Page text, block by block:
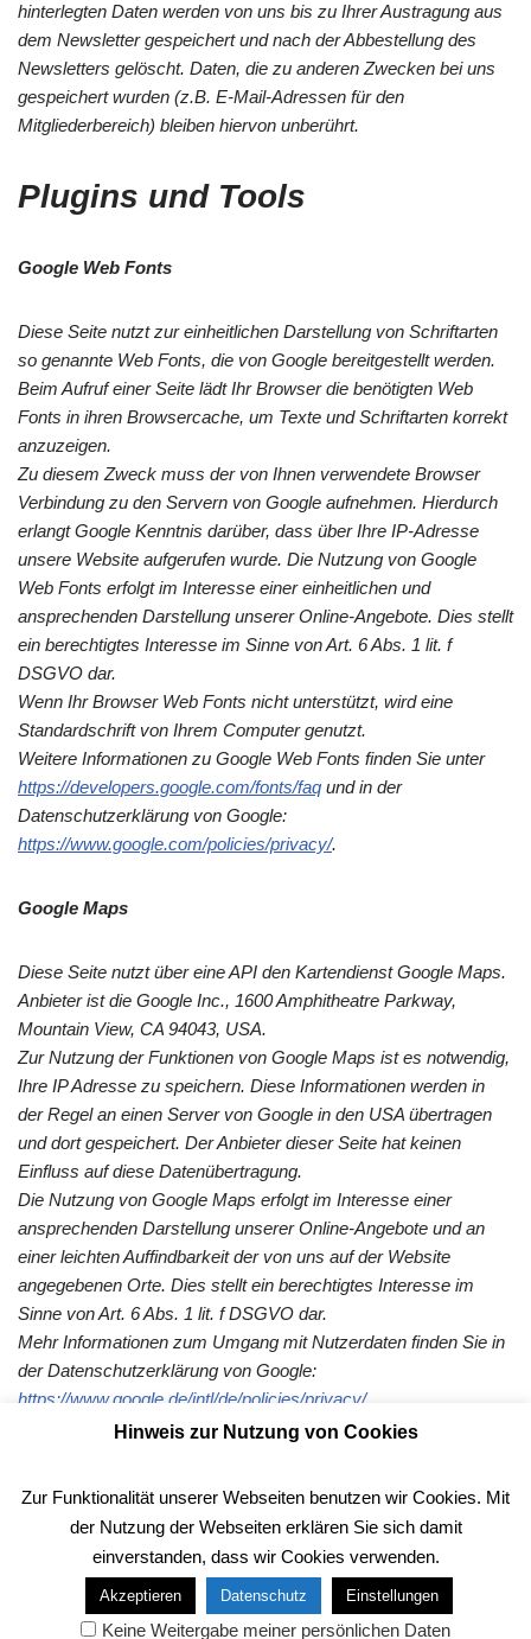
hinterlegten Daten werden von uns bis zu Ihrer Austragung aus
dem Newsletter gespeichert und nach der Abbestellung des
Newsletters gelöscht. Daten, die zu anderen Zwecken bei uns
gespeichert wurden (z.B. E-Mail-Adressen für den
Mitgliederbereich) bleiben hiervon unberührt.
Plugins und Tools
Google Web Fonts
Diese Seite nutzt zur einheitlichen Darstellung von Schriftarten
so genannte Web Fonts, die von Google bereitgestellt werden.
Beim Aufruf einer Seite lädt Ihr Browser die benötigten Web
Fonts in ihren Browsercache, um Texte und Schriftarten korrekt
anzuzeigen.
Zu diesem Zweck muss der von Ihnen verwendete Browser
Verbindung zu den Servern von Google aufnehmen. Hierdurch
erlangt Google Kenntnis darüber, dass über Ihre IP-Adresse
unsere Website aufgerufen wurde. Die Nutzung von Google
Web Fonts erfolgt im Interesse einer einheitlichen und
ansprechenden Darstellung unserer Online-Angebote. Dies stellt
ein berechtigtes Interesse im Sinne von Art. 6 Abs. 1 lit. f
DSGVO dar.
Wenn Ihr Browser Web Fonts nicht unterstützt, wird eine
Standardschrift von Ihrem Computer genutzt.
Weitere Informationen zu Google Web Fonts finden Sie unter
https://developers.google.com/fonts/faq und in der
Datenschutzerklärung von Google:
https://www.google.com/policies/privacy/.
Google Maps
Diese Seite nutzt über eine API den Kartendienst Google Maps.
Anbieter ist die Google Inc., 1600 Amphitheatre Parkway,
Mountain View, CA 94043, USA.
Zur Nutzung der Funktionen von Google Maps ist es notwendig,
Ihre IP Adresse zu speichern. Diese Informationen werden in
der Regel an einen Server von Google in den USA übertragen
und dort gespeichert. Der Anbieter dieser Seite hat keinen
Einfluss auf diese Datenübertragung.
Die Nutzung von Google Maps erfolgt im Interesse einer
ansprechenden Darstellung unserer Online-Angebote und an
einer leichten Auffindbarkeit der von uns auf der Website
angegebenen Orte. Dies stellt ein berechtigtes Interesse im
Sinne von Art. 6 Abs. 1 lit. f DSGVO dar.
Mehr Informationen zum Umgang mit Nutzerdaten finden Sie in
der Datenschutzerklärung von Google:
https://www.google.de/intl/de/policies/privacy/.
Präsentiert von Jenkins-Data.de - Der kostenlosen PC-Hilfe
Copyrights Jenkins Data 2026
Neve| Präsentiert vonWordPress
Hinweis zur Nutzung von Cookies
Zur Funktionalität unserer Webseiten benutzen wir Cookies. Mit
der Nutzung der Webseiten erklären Sie sich damit
einverstanden, dass wir Cookies verwenden.
Akzeptieren Datenschutz Einstellungen
Keine Weitergabe meiner persönlichen Daten